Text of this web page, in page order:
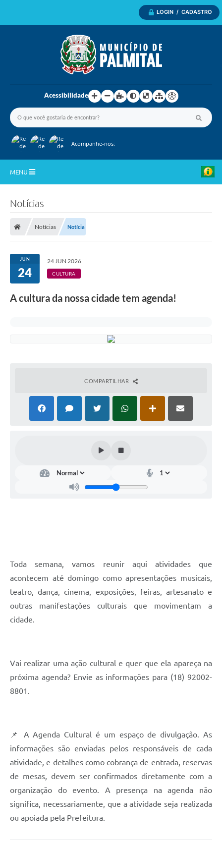
LOGIN / CADASTRO
Acessibilidade
Acompanhe-nos:
MENU
Departamentos
Câmara Municipal
Contato
Notícias
Notícias Notícia
JUN
24
24 JUN 2026
CULTURA
A cultura da nossa cidade tem agenda!
COMPARTILHAR
Toda semana, vamos reunir aqui atividades que
acontecem até domingo como apresentações musicais,
teatro, dança, cinema, exposições, feiras, artesanato e
outras manifestações culturais que movimentam a
cidade.
Vai realizar uma ação cultural e quer que ela apareça na
próxima agenda? Envie as informações para (18) 92002-
8801.
📌 A Agenda Cultural é um espaço de divulgação. As
informações são enviadas pelos responsáveis de cada
atividade, e detalhes como cobrança de entrada, reservas
de mesas, devem ser confirmados diretamente com a
organização do evento. A presença na agenda não
significa, necessariamente, que a atividade seja realizada
ou apoiada pela Prefeitura.